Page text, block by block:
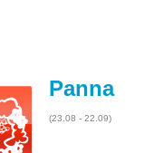
Panna
(23.08 - 22.09)